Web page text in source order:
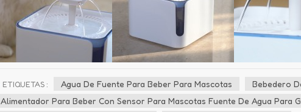
ETIQUETAS : Agua De Fuente Para Beber Para Mascotas
Bebedero
Alimentador Para Beber Con Sensor Para Mascotas Fuente De Agua Para